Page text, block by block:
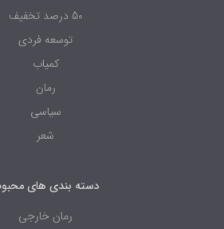
50 درصد تخفیف
توسعه فردی
کمیاب
رمان
سیاسی
شعر
دسته بندی های محبوب
رمان خارجی